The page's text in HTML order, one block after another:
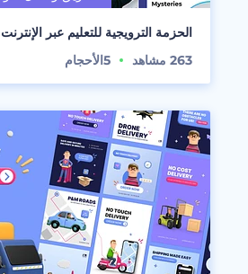
الحزمة الترويجية للتعليم عبر الإنترنت
263 مشاهد 5الأحجام